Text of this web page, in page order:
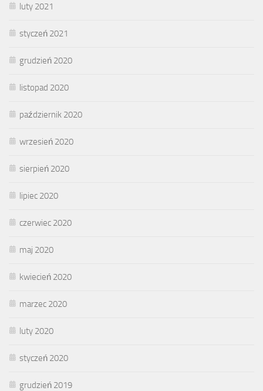
luty 2021
styczeń 2021
grudzień 2020
listopad 2020
październik 2020
wrzesień 2020
sierpień 2020
lipiec 2020
czerwiec 2020
maj 2020
kwiecień 2020
marzec 2020
luty 2020
styczeń 2020
grudzień 2019